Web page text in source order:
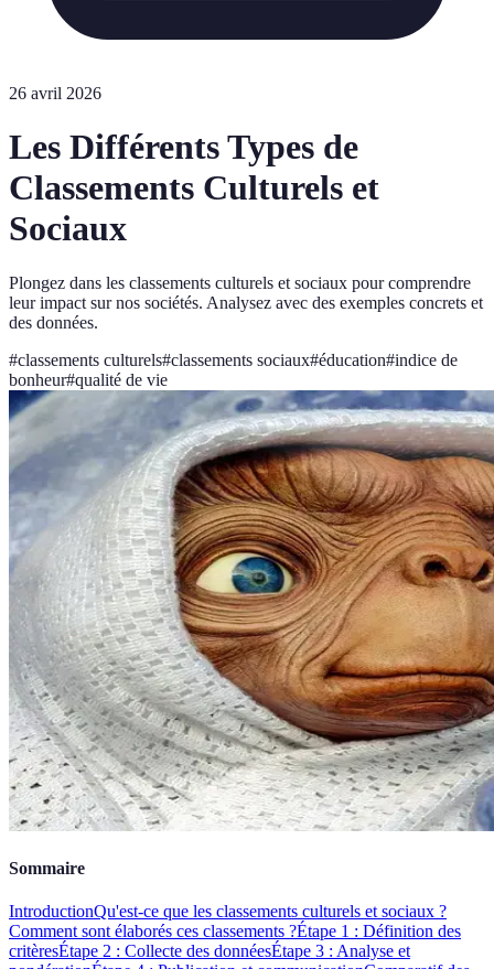
26 avril 2026
Les Différents Types de
Classements Culturels et
Sociaux
Plongez dans les classements culturels et sociaux pour comprendre
leur impact sur nos sociétés. Analysez avec des exemples concrets et
des données.
#classements culturels#classements sociaux#éducation#indice de
bonheur#qualité de vie
Sommaire
IntroductionQu'est-ce que les classements culturels et sociaux ?
Comment sont élaborés ces classements ?Étape 1 : Définition des
critèresÉtape 2 : Collecte des donnéesÉtape 3 : Analyse et